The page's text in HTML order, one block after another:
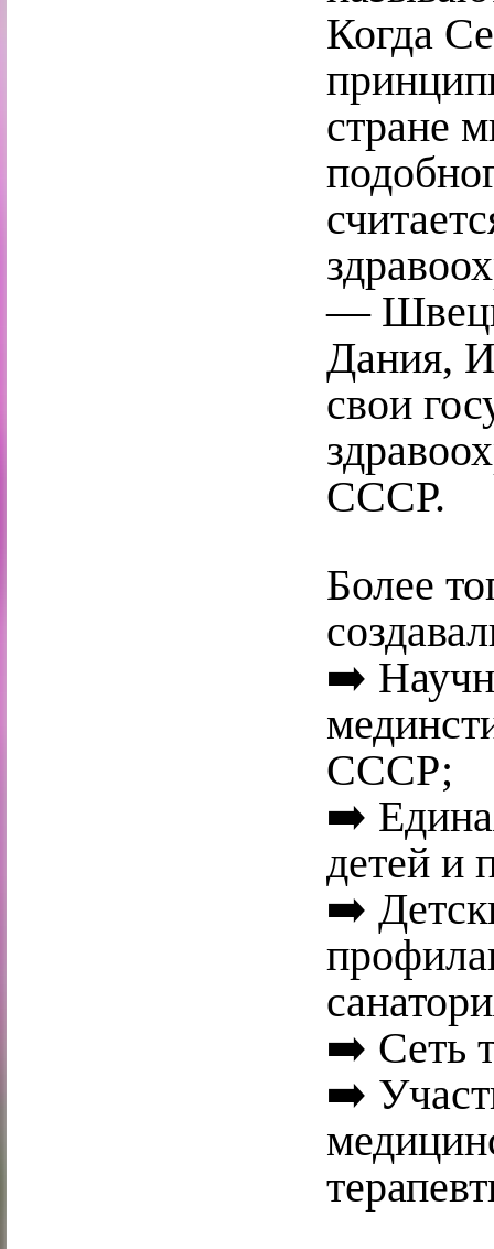
Когда
стране
—
Дания,
свои
СССР.
Более
➡️
СССР;
➡️
детей и
➡️
➡️ Сеть
➡️